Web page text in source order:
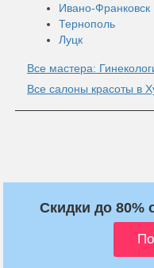
Ивано-Франковск
Тернополь
Луцк
Все мастера:
Все салоны красоты в
Скидки до 80%